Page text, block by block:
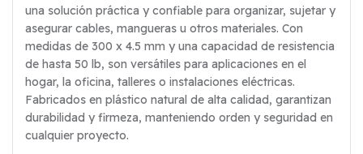
una solución práctica y confiable para organizar, sujetar y
asegurar cables, mangueras u otros materiales. Con
medidas de 300 x 4.5 mm y una capacidad de resistencia
de hasta 50 lb, son versátiles para aplicaciones en el
hogar, la oficina, talleres o instalaciones eléctricas.
Fabricados en plástico natural de alta calidad, garantizan
durabilidad y firmeza, manteniendo orden y seguridad en
cualquier proyecto.